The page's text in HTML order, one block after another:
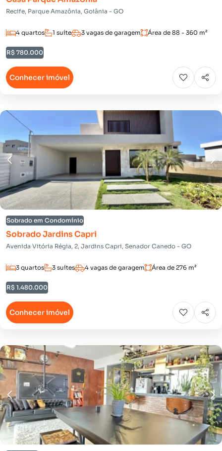
Recife, Parque Amazônia, Goiânia - GO
4 quartos 1 suíte 3 vagas de garagem Área de 88 - 360 m²
R$ 780.000
Conhecer imóvel
Sobrado em Condomínio
Sobrado Jardins Capri
Avenida Vitória Régia, 2, Jardins Capri, Senador Canedo - GO
3 quartos 3 suítes 4 vagas de garagem Área de 276 m²
R$ 1.480.000
Conhecer imóvel